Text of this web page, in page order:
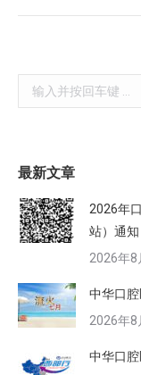
Search:
最新文章
2026年
站）通知
2026年8
中华口
2026年8
中华口